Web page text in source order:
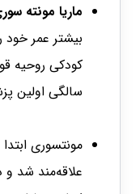
ماریا مونته
بیشتر عمر خود
سالگی اولین
مونتسوری
علاقه‌مند شد و